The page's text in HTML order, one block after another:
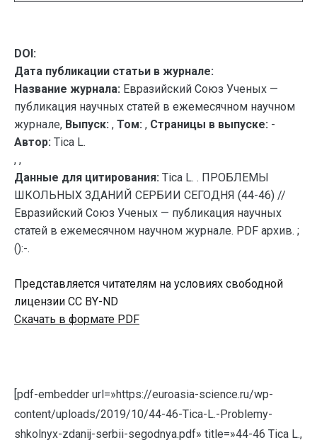
DOI:
Дата публикации статьи в журнале:
Название журнала: Евразийский Союз Ученых —
публикация научных статей в ежемесячном научном
журнале, Выпуск: , Том: , Страницы в выпуске: -
Автор: Tica L.
, ,
Данные для цитирования: Tica L. . ПРОБЛЕМЫ
ШКОЛЬНЫХ ЗДАНИЙ СЕРБИИ СЕГОДНЯ (44-46) //
Евразийский Союз Ученых — публикация научных
статей в ежемесячном научном журнале. PDF архив. ;
():-.
Представляется читателям на условиях свободной
лицензии CC BY-ND
Скачать в формате PDF
[pdf-embedder url=»https://euroasia-science.ru/wp-
content/uploads/2019/10/44-46-Tica-L.-Problemy-
shkolnyx-zdanij-serbii-segodnya.pdf» title=»44-46 Tica L.,